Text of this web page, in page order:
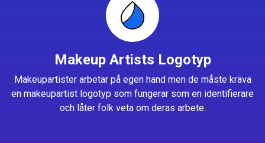
Makeup Artists Logotyp
Makeupartister arbetar på egen hand men de måste kräva
en makeupartist logotyp som fungerar som en identifierare
och låter folk veta om deras arbete.